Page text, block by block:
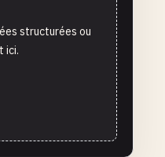
structurées ou
ici.